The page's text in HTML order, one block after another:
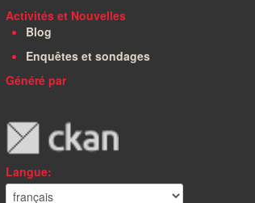
Activités et Nouvelles
Blog
Enquêtes et sondages
Généré par
Langue